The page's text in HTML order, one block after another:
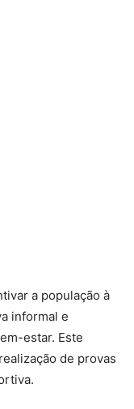
a população à
informal e
estar. Este
de provas